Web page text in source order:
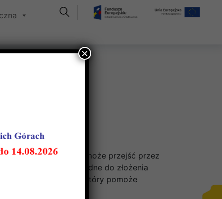
pomaga”, które pomoże przejść przez
dokumenty są niezbędne do złożenia
aktywny kalkulator, który pomoże
×